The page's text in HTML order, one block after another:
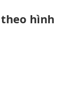
hình